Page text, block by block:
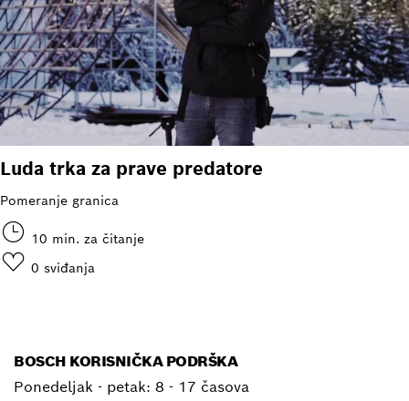
Luda trka za prave predatore
Pomeranje granica
10 min. za čitanje
0 sviđanja
BOSCH KORISNIČKA PODRŠKA
Ponedeljak - petak: 8 - 17 časova